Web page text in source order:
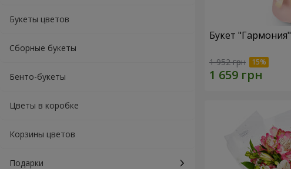
Букеты цветов
Сборные букеты
Бенто-букеты
Цветы в коробке
Корзины цветов
Подарки
Букет "Гармония"
1 952 грн